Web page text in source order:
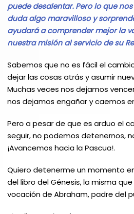
puede desalentar. Pero lo que
duda algo maravilloso y
ayudará a comprender mejor la
nuestra misión al servicio de su
Sabemos que no es fácil el
dejar las cosas atrás y asumir
Muchas veces nos dejamos
nos dejamos engañar y caemos
Pero a pesar de que es arduo el
seguir, no podemos detenernos,
¡Avancemos hacia la Pascua!.
Quiero detenerme un momento
del libro del Génesis, la misma
vocación de Abraham, padre del